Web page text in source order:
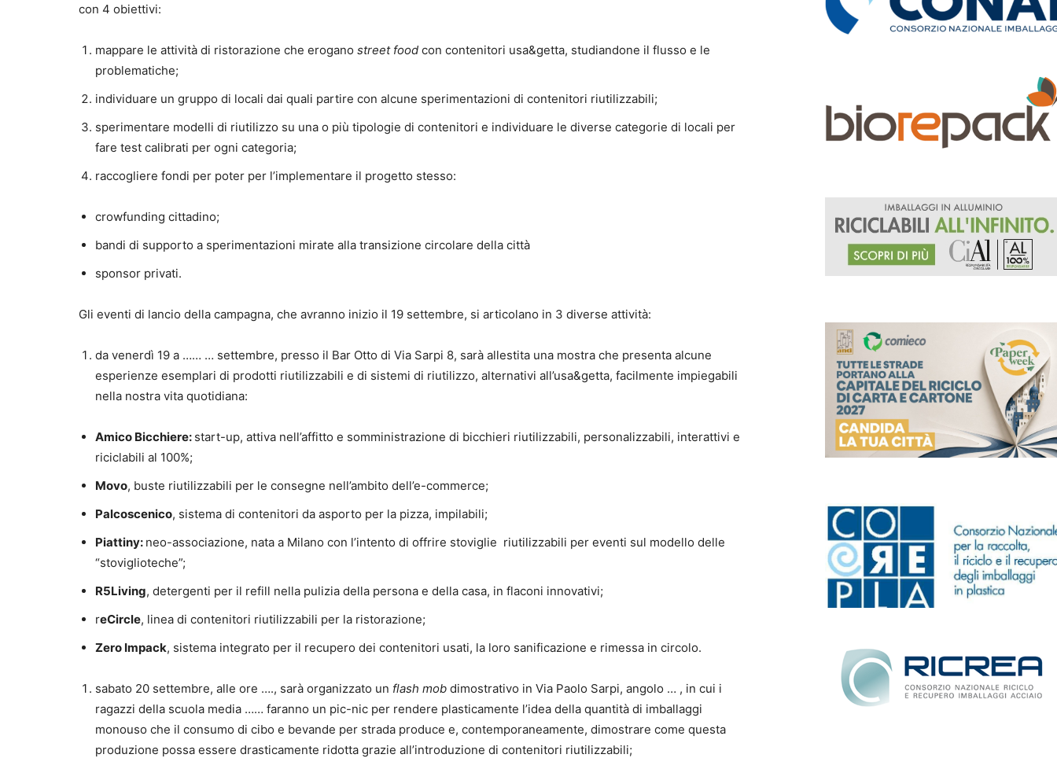
con 4 obiettivi:
mappare le attività di ristorazione che erogano street food con contenitori usa&getta, studiandone il flusso e le
problematiche;
individuare un gruppo di locali dai quali partire con alcune sperimentazioni di contenitori riutilizzabili;
sperimentare modelli di riutilizzo su una o più tipologie di contenitori e individuare le diverse categorie di locali per
fare test calibrati per ogni categoria;
raccogliere fondi per poter per l’implementare il progetto stesso:
crowfunding cittadino;
bandi di supporto a sperimentazioni mirate alla transizione circolare della città
sponsor privati.
Gli eventi di lancio della campagna, che avranno inizio il 19 settembre, si articolano in 3 diverse attività:
da venerdì 19 a …… … settembre, presso il Bar Otto di Via Sarpi 8, sarà allestita una mostra che presenta alcune
esperienze esemplari di prodotti riutilizzabili e di sistemi di riutilizzo, alternativi all’usa&getta, facilmente impiegabili
nella nostra vita quotidiana:
Amico Bicchiere: start-up, attiva nell’affitto e somministrazione di bicchieri riutilizzabili, personalizzabili, interattivi e
riciclabili al 100%;
Movo, buste riutilizzabili per le consegne nell’ambito dell’e-commerce;
Palcoscenico, sistema di contenitori da asporto per la pizza, impilabili;
Piattiny: neo-associazione, nata a Milano con l’intento di offrire stoviglie riutilizzabili per eventi sul modello delle
“stoviglioteche”;
R5Living, detergenti per il refill nella pulizia della persona e della casa, in flaconi innovativi;
reCircle, linea di contenitori riutilizzabili per la ristorazione;
Zero Impack, sistema integrato per il recupero dei contenitori usati, la loro sanificazione e rimessa in circolo.
sabato 20 settembre, alle ore …., sarà organizzato un flash mob dimostrativo in Via Paolo Sarpi, angolo … , in cui i
ragazzi della scuola media …… faranno un pic-nic per rendere plasticamente l’idea della quantità di imballaggi
monouso che il consumo di cibo e bevande per strada produce e, contemporaneamente, dimostrare come questa
produzione possa essere drasticamente ridotta grazie all’introduzione di contenitori riutilizzabili;